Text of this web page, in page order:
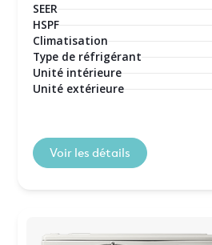
SEER
HSPF
Climatisation
Type de réfrigérant
Unité intérieure
Unité extérieure
Voir les détails